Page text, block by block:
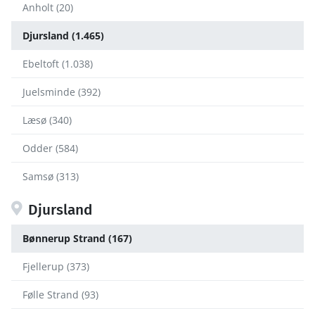
Anholt (20)
Djursland (1.465)
Ebeltoft (1.038)
Juelsminde (392)
Læsø (340)
Odder (584)
Samsø (313)
Djursland
Bønnerup Strand (167)
Fjellerup (373)
Følle Strand (93)